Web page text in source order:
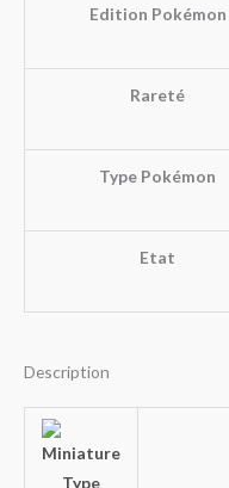
Edition Pokémon
Rareté
Type Pokémon
Etat
Description